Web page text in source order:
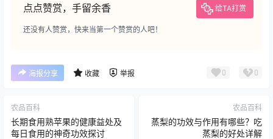
点点赞赏，手留余香 给TA打赏
还没有人赞赏，快来当第一个赞赏的人吧！
海报分享 收藏 举报 0 0
农品百科
长期食用熟苹果的健康益处及
每日食用的神奇功效探讨
农品百科
蒸梨的功效与作用有哪些？吃
蒸梨的好处详解